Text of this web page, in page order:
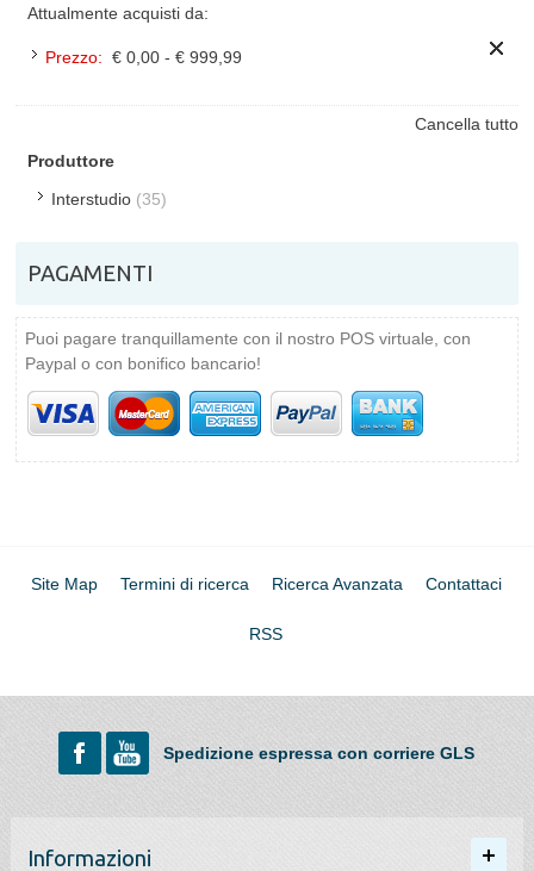
Attualmente acquisti da:
Prezzo: € 0,00 - € 999,99
Cancella tutto
Produttore
Interstudio (35)
PAGAMENTI
Puoi pagare tranquillamente con il nostro POS virtuale, con
Paypal o con bonifico bancario!
Site Map Termini di ricerca Ricerca Avanzata Contattaci
RSS
Spedizione espressa con corriere GLS
Informazioni